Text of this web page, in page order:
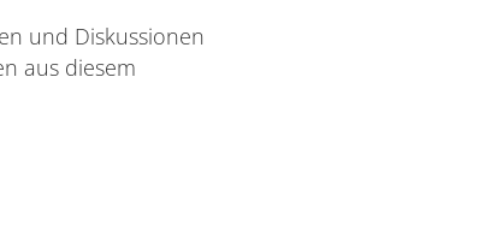
und Diskussionen
aus diesem